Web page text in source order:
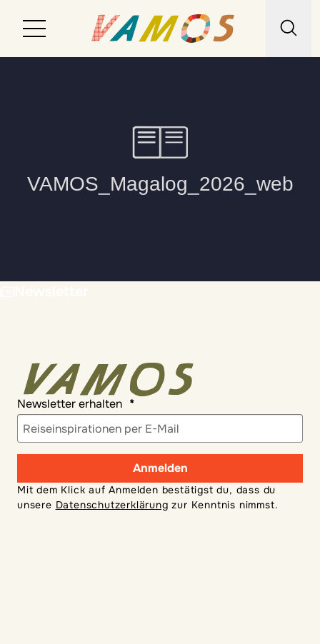
Wunschliste
Newsletter erhalten
Anmelden
Mit dem Klick auf Anmelden bestätigst du, dass du
unsere Datenschutzerklärung zur Kenntnis nimmst.